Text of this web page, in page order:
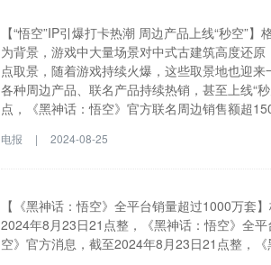
【“悟空”IP引爆打卡热潮 周边产品上线“秒空”
为背景，游戏中大量场景对中式古建筑高度还
点取景，随着游戏持续火爆，这些取景地也迎
各种周边产品、联名产品持续热销，甚至上线“
点，《黑神话：悟空》官方联名周边销售额超
分精妙。公开信息显示，该游戏在国内36个景
周边成交量同比增长超150%。
电报 | 2024-08-25
【《黑神话：悟空》全平台销量超过1000万套
2024年8月23日21点整，《黑神话：悟空》全
空》官方消息，截至2024年8月23日21点整，